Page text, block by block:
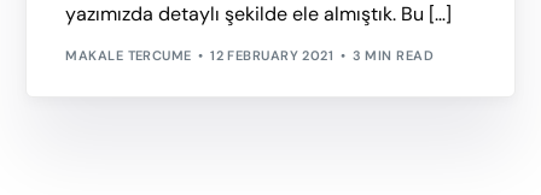
yazımızda detaylı şekilde ele almıştık. Bu […]
MAKALE TERCUME 12 FEBRUARY 2021 3 MIN READ